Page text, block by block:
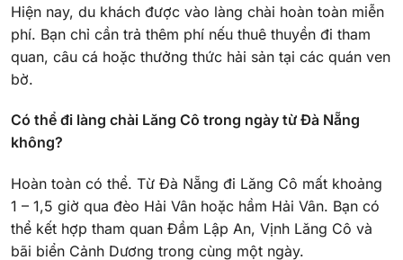
Hiện nay, du khách được vào làng chài hoàn toàn miễn
phí. Bạn chỉ cần trả thêm phí nếu thuê thuyền đi tham
quan, câu cá hoặc thưởng thức hải sản tại các quán ven
bờ.
Có thể đi làng chài Lăng Cô trong ngày từ Đà Nẵng
không?
Hoàn toàn có thể. Từ Đà Nẵng đi Lăng Cô mất khoảng
1 – 1,5 giờ qua đèo Hải Vân hoặc hầm Hải Vân. Bạn có
thể kết hợp tham quan Đầm Lập An, Vịnh Lăng Cô và
bãi biển Cảnh Dương trong cùng một ngày.